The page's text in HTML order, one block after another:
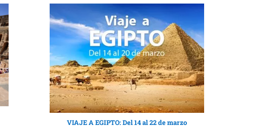
VIAJE A EGIPTO: Del 14 al 22 de marzo